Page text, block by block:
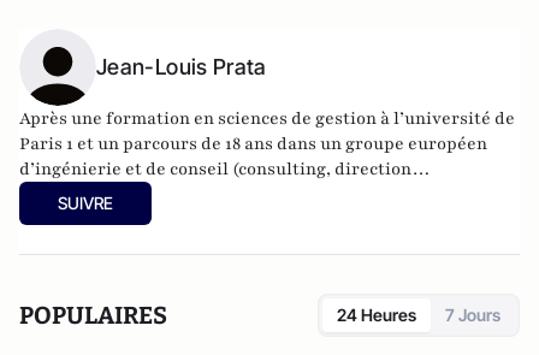
Jean-Louis Prata
Après une formation en sciences de gestion à l’université de
Paris 1 et un parcours de 18 ans dans un groupe européen
d’ingénierie et de conseil (consulting, direction
opérationnelle et DRH), Jean-Louis Prata a rejoint en 2006
l’Institut de Médecine Environnementale
Neurocognitive et Comportementale
appliquée à
SUIVRE
POPULAIRES 24 Heures 7 Jours